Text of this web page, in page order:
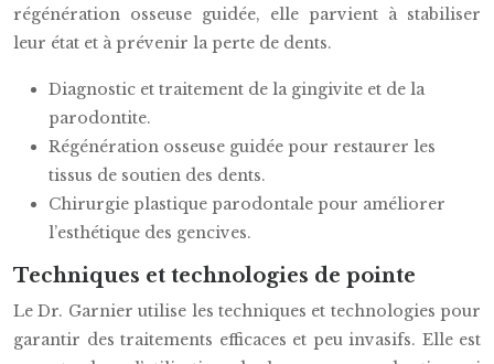
régénération osseuse guidée, elle parvient à stabiliser
leur état et à prévenir la perte de dents.
Diagnostic et traitement de la gingivite et de la
parodontite.
Régénération osseuse guidée pour restaurer les
tissus de soutien des dents.
Chirurgie plastique parodontale pour améliorer
l’esthétique des gencives.
Techniques et technologies de pointe
Le Dr. Garnier utilise les techniques et technologies pour
garantir des traitements efficaces et peu invasifs. Elle est